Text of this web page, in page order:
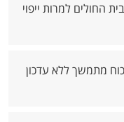
החולים למרות ייפוי
כוח מתמשך ללא עדכון